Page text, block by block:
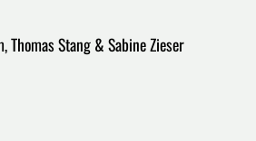
Thomas Stang & Sabine Zieser